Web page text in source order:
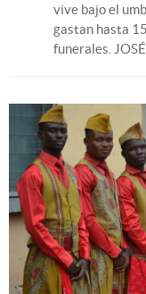
vive bajo el
gastan hasta
funerales.